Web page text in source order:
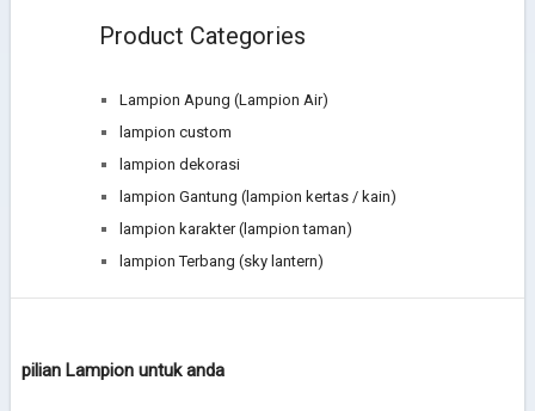
Product Categories
Lampion Apung (Lampion Air)
lampion custom
lampion dekorasi
lampion Gantung (lampion kertas / kain)
lampion karakter (lampion taman)
lampion Terbang (sky lantern)
pilian Lampion untuk anda